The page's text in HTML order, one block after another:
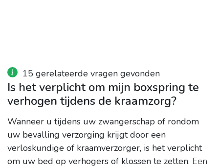
15 gerelateerde vragen gevonden
Is het verplicht om mijn boxspring te
verhogen tijdens de kraamzorg?
Wanneer u tijdens uw zwangerschap of rondom
uw bevalling verzorging krijgt door een
verloskundige of kraamverzorger, is het verplicht
om uw bed op verhogers of klossen te zetten. Een